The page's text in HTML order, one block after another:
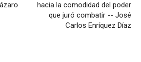
hacia la comodidad del poder
que juró combatir -- José
Carlos Enríquez Díaz